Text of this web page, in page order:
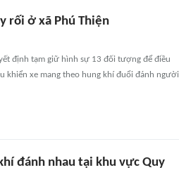
rối ở xã Phú Thiện
định tạm giữ hình sự 13 đối tượng để điều
khiển xe mang theo hung khí đuổi đánh người
đánh nhau tại khu vực Quy